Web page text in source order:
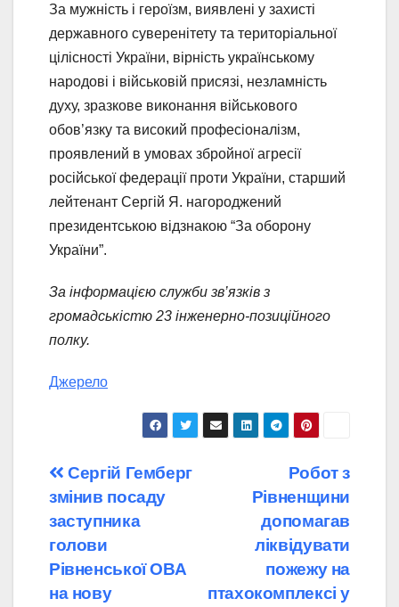
За мужність і героїзм, виявлені у захисті
державного суверенітету та територіальної
цілісності України, вірність українському
народові і військовій присязі, незламність
духу, зразкове виконання військового
обов’язку та високий професіоналізм,
проявлений в умовах збройної агресії
російської федерації проти України, старший
лейтенант Сергій Я. нагороджений
президентською відзнакою “За оборону
України”.
За інформацією служби зв’язків з
громадськістю 23 інженерно-позиційного
полку.
Джерело
Навігація
записів
Робот з
Рівненщини
допомагав
ліквідувати
пожежу на
птахокомплексі у
Сергій Гемберг
змінив посаду
заступника
голови
Рівненської ОВА
на нову